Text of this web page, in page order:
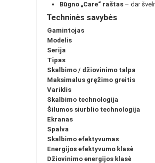
Būgno „Care“ raštas– dar
Techninės savybės
Gamintojas
Modelis
Serija
Tipas
Skalbimo / džiovinimo talpa
Maksimalus gręžimo greitis
Variklis
Skalbimo technologija
Šilumos siurblio technologija
Ekranas
Spalva
Skalbimo efektyvumas
Energijos efektyvumo klasė
Džiovinimo energijos klasė